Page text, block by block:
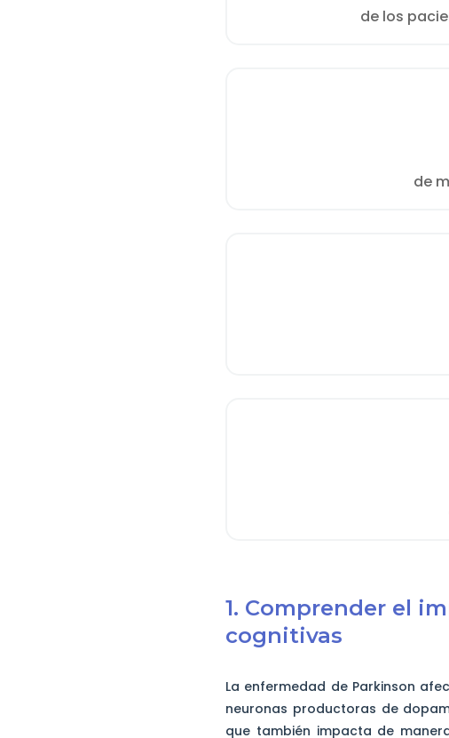
de los
de
1. Comprender el
cognitivas
La enfermedad de Parkinson
neuronas productoras de
que también impacta de